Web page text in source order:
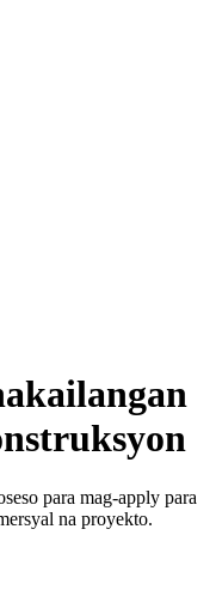
para mag-apply para
na proyekto.